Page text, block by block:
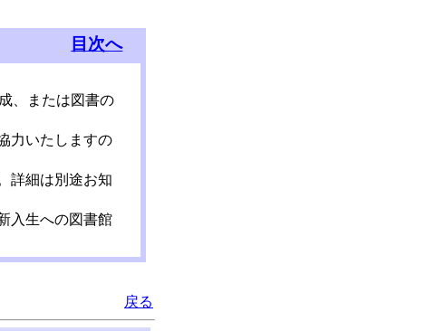
目次へ
、または図書の
力いたしますの
詳細は別途お知
入生への図書館
戻る